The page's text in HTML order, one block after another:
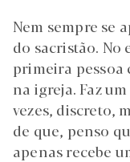
Nem sempre se
do sacristão. No
primeira pessoa
na igreja. Faz
vezes, discreto,
de que, penso
apenas recebe